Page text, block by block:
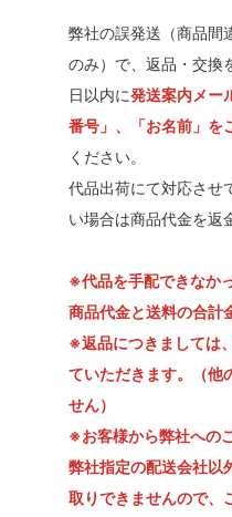
弊社の誤発送（商品間
のみ）で、返品・交換
日以内に発送案内メー
番号」、「お名前」を
ください。
代品出荷にて対応させ
い場合は商品代金を返
※代品を手配できなか
商品代金と送料の合計
※返品につきましては
ていただきます。（他
せん）
※お客様から弊社への
弊社指定の配送会社以
取りできませんので、